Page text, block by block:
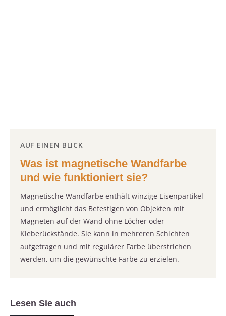
AUF EINEN BLICK
Was ist magnetische Wandfarbe
und wie funktioniert sie?
Magnetische Wandfarbe enthält winzige Eisenpartikel
und ermöglicht das Befestigen von Objekten mit
Magneten auf der Wand ohne Löcher oder
Kleberückstände. Sie kann in mehreren Schichten
aufgetragen und mit regulärer Farbe überstrichen
werden, um die gewünschte Farbe zu erzielen.
Lesen Sie auch